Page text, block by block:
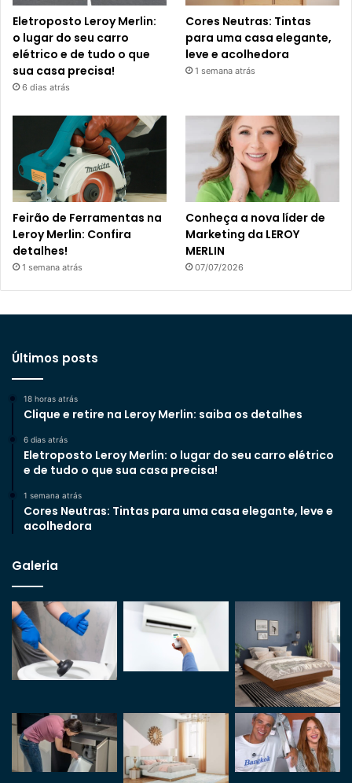
Eletroposto Leroy Merlin:
o lugar do seu carro
elétrico e de tudo o que
sua casa precisa!
6 dias atrás
Cores Neutras: Tintas
para uma casa elegante,
leve e acolhedora
1 semana atrás
Feirão de Ferramentas na
Leroy Merlin: Confira
detalhes!
1 semana atrás
Conheça a nova líder de
Marketing da LEROY
MERLIN
07/07/2026
Últimos posts
18 horas atrás
Clique e retire na Leroy Merlin: saiba os detalhes
6 dias atrás
Eletroposto Leroy Merlin: o lugar do seu carro elétrico
e de tudo o que sua casa precisa!
1 semana atrás
Cores Neutras: Tintas para uma casa elegante, leve e
acolhedora
Galeria